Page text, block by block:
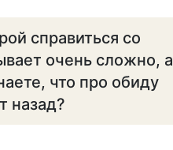
справиться со
очень сложно, а
что про обиду
назад?